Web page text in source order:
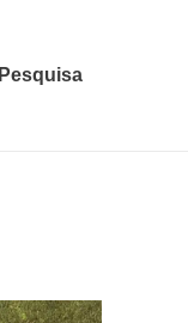
Pesquisa